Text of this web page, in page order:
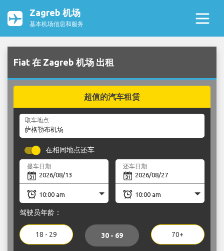
Zagreb 机场
基本机场信息和服务
Fiat 在 Zagreb 机场 出租
超值的汽车租赁
取车地点
在相同地点还车
提车日期 还车日期
驾驶员年龄：
18 - 29 30 - 69 70+